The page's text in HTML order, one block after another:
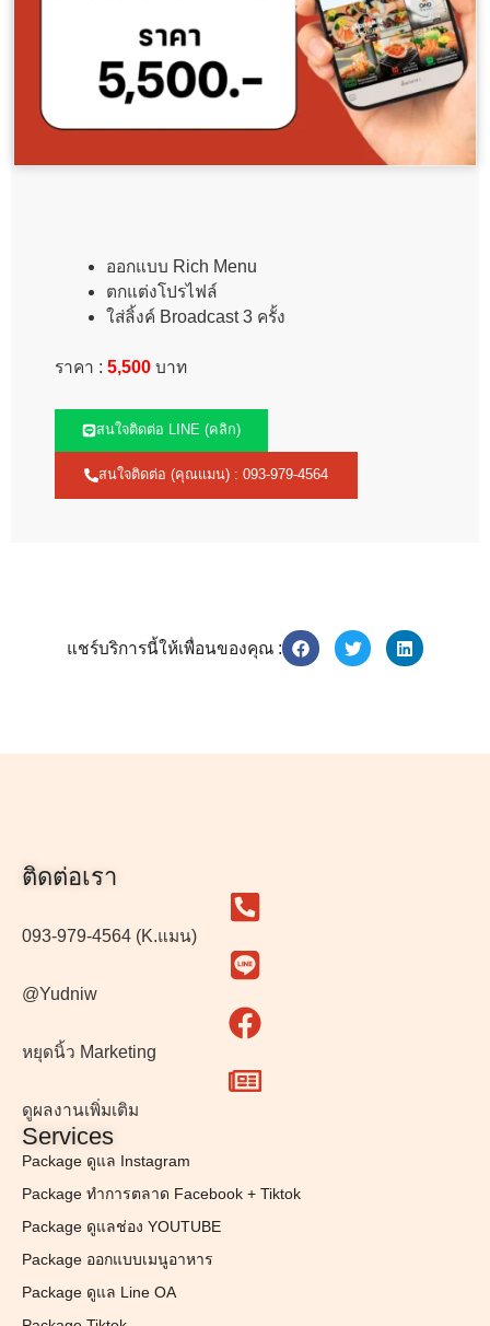
ออกแบบ Rich Menu
ตกแต่งโปรไฟล์
ใส่ลิ้งค์ Broadcast 3 ครั้ง
ราคา : 5,500 บาท
สนใจติดต่อ LINE (คลิก)
สนใจติดต่อ (คุณแมน) : 093-979-4564
แชร์บริการนี้ให้เพื่อนของคุณ :
ติดต่อเรา
093-979-4564 (K.แมน)
@Yudniw
หยุดนิ้ว Marketing
ดูผลงานเพิ่มเติม
Services
Package ดูแล Instagram
Package ทำการตลาด Facebook + Tiktok
Package ดูแลช่อง YOUTUBE
Package ออกแบบเมนูอาหาร
Package ดูแล Line OA